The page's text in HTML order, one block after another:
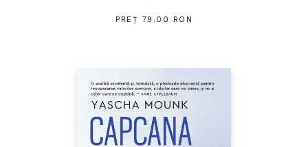
PREȚ 79.00 RON